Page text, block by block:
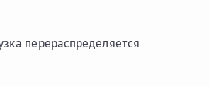
перераспределяется